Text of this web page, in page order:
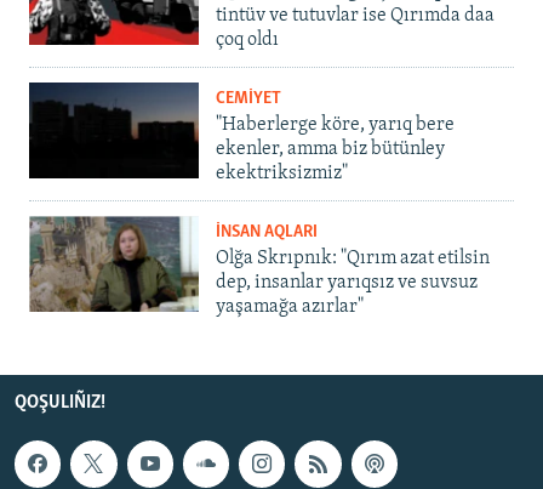
tintüv ve tutuvlar ise Qırımda daa
çoq oldı
CEMİYET
"Haberlerge köre, yarıq bere
ekenler, amma biz bütünley
ekektriksizmiz"
İNSAN AQLARI
Olğa Skrıpnık: "Qırım azat etilsin
dep, insanlar yarıqsız ve suvsuz
yaşamağa azırlar"
QOŞULIÑIZ!